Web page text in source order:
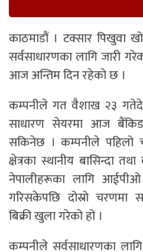
काठमाडौं । टक्सार पिखुवा
सर्वसाधारणका लागि जारी
आज अन्तिम दिन रहेको छ ।
कम्पनीले गत वैशाख २३
साधारण सेयरमा आज
सकिनेछ । कम्पनीले पहिलो
क्षेत्रका स्थानीय बासिन्दा
नेपालीहरूका लागि
गरिसकेपछि दोस्रो चरणमा
बिक्री खुला गरेको हो ।
कम्पनीले सर्वसाधारणका